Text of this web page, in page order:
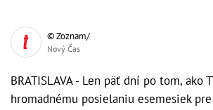
© Zoznam/
Nový Čas
BRATISLAVA - Len päť dní po tom, ako
hromadnému posielaniu esemesiek